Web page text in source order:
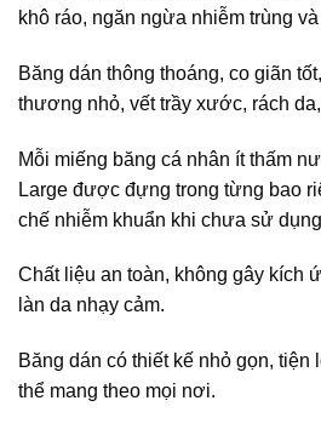
khô ráo, ngăn ngừa nhiễm trùng
Băng dán thông thoáng, co giãn
thương nhỏ, vết trầy xước, rách
Mỗi miếng băng cá nhân ít thấm
Large được đựng trong từng bao
chế nhiễm khuẩn khi chưa sử
Chất liệu an toàn, không gây kích
làn da nhạy cảm.
Băng dán có thiết kế nhỏ gọn,
thể mang theo mọi nơi.